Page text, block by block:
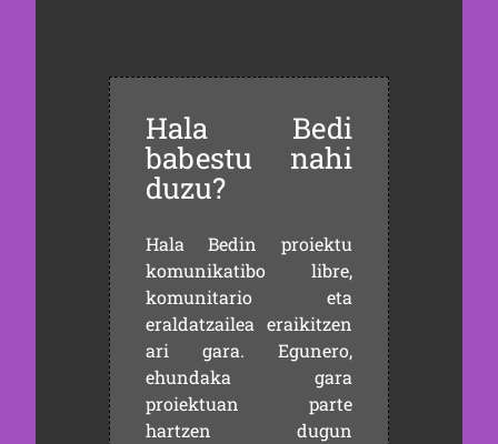
Hala Bedi
babestu nahi
duzu?
Hala Bedin proiektu
komunikatibo libre,
komunitario eta
eraldatzailea eraikitzen
ari gara. Egunero,
ehundaka gara
proiektuan parte
hartzen dugun